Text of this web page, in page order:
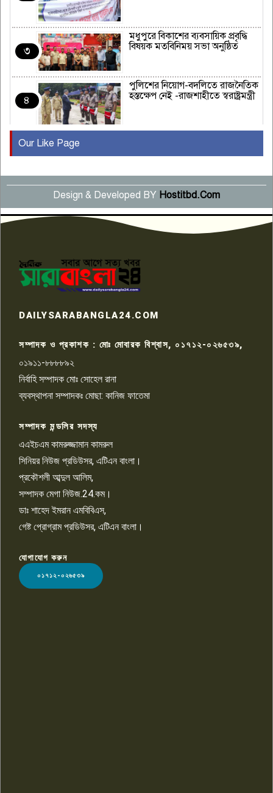
৩
মধুপুরে বিকাশের ব্যবসায়িক প্রবৃদ্ধি
বিষয়ক মতবিনিময় সভা অনুষ্ঠিত
৪
পুলিশের নিয়োগ-বদলিতে রাজনৈতিক
হস্তক্ষেপ নেই -রাজশাহীতে স্বরাষ্ট্রমন্ত্রী
৫
বছর পূর্তি উদযাপন
৬
সংবাদ সম্মেলনে অভিযোগ অস্বীকার
উদ্দেশ্য প্রণোদিত সংবাদ প্রকাশের
প্রতিবাদ নাজির হাসানের
৭
কেটে ঘরে ঢুকে স্কুল শিক্ষিকাকে হত্যা
টয়লেটের ট্যাংকি থেকে লাশ উদ্ধার
রাজশাহীতে সন্ত্রাসী হামলায় গুরুতর
চাঁদাবাজি ও হয়রানির অভিযোগ
১০
Our Like Page
Design & Developed BY Hostitbd.Com
LOGO
DAILYSARABANGLA24.COM
সম্পাদক ও প্রকাশক : মোঃ মোবারক বিশ্বাস, ০১৭১২-০২৬৫৩৯,
০১৯১১-৮৮৮৮৯২
নির্বাহি সম্পাদক মোঃ সোহেল রানা
ব্যবস্থাপনা সম্পাদকঃ মোছা: কানিজ ফাতেমা
সম্পাদক মন্ডলির সদস্য
এএইচএম কামরুজ্জামান কামরুল
সিনিয়র নিউজ প্রডিউসর, এটিএন বাংলা।
প্রকৌশলী আব্দুল আলিম,
সম্পাদক মেগা নিউজ.24.কম।
ডাঃ শাহেদ ইমরান এমবিবিএস,
গেষ্ট প্রোগ্রাম প্রডিউসর, এটিএন বাংলা।
যোগাযোগ করুন
০১৭১২-০২৬৫৩৯